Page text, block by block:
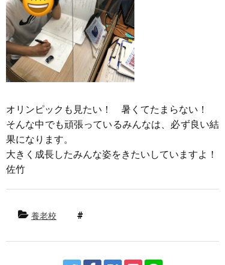
オリンピックも見たい！ 暑くてたまらない！
そんな中でも頑張っているみんなは、必ず良い結
果になります。
大きく成長したみんな姿をきたいしていますよ！
佐竹
養老校